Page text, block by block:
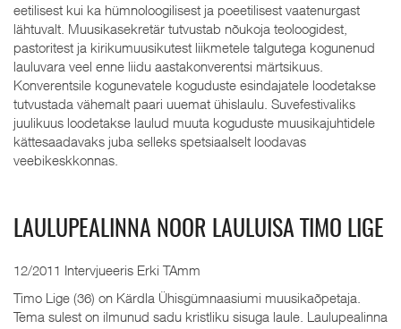
eetilisest kui ka hümnoloogilisest ja poeetilisest vaatenurgast
lähtuvalt. Muusikasekretär tutvustab nõukoja teoloogidest,
pastoritest ja kirikumuusikutest liikmetele talgutega kogunenud
lauluvara veel enne liidu aastakonverentsi märtsikuus.
Konverentsile kogunevatele koguduste esindajatele loodetakse
tutvustada vähemalt paari uuemat ühislaulu. Suvefestivaliks
juulikuus loodetakse laulud muuta koguduste muusikajuhtidele
kättesaadavaks juba selleks spetsiaalselt loodavas
veebikeskkonnas.
LAULUPEALINNA NOOR LAULUISA TIMO LIGE
12/2011 Intervjueeris Erki TAmm
Timo Lige (36) on Kärdla Ühisgümnaasiumi muusikaõpetaja.
Tema sulest on ilmunud sadu kristliku sisuga laule. Laulupealinna